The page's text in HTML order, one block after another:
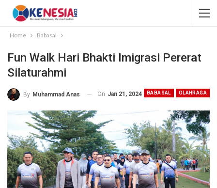
Home Babasal
Fun Walk Hari Bhakti Imigrasi Pererat
Silaturahmi
BABASAL OLAHRAGA
By Muhammad Anas On Jan 21, 2024